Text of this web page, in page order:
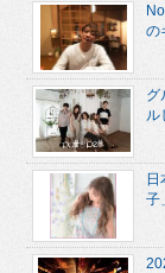
の
グ
ル
子